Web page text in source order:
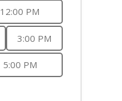
12:00 PM
3:00 PM
5:00 PM